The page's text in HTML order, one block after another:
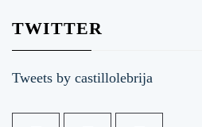
TWITTER
Tweets by castillolebrija